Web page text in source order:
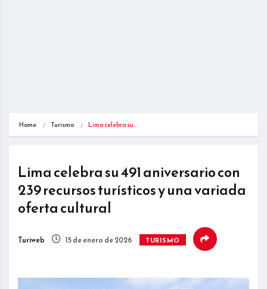
Home Turismo Lima celebra su…
Lima celebra su 491 aniversario con
239 recursos turísticos y una variada
oferta cultural
Turiweb 15 de enero de 2026 TURISMO